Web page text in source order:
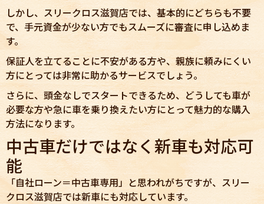
しかし、スリークロス滋賀店では、基本的にどちらも不要
で、手元資金が少ない方でもスムーズに審査に申し込めま
す。
保証人を立てることに不安がある方や、親族に頼みにくい
方にとっては非常に助かるサービスでしょう。
さらに、頭金なしでスタートできるため、どうしても車が
必要な方や急に車を乗り換えたい方にとって魅力的な購入
方法になります。
中古車だけではなく新車も対応可
能
「自社ローン＝中古車専用」と思われがちですが、スリー
クロス滋賀店では新車にも対応しています。